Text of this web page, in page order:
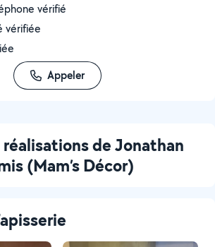
vérifié
vérifiée
Appeler
de Jonathan
(Mam’s Décor)